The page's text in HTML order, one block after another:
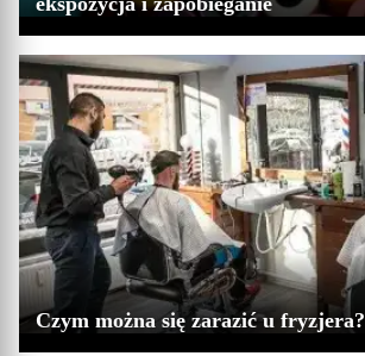
Czym można się zarazić u fryzjera?